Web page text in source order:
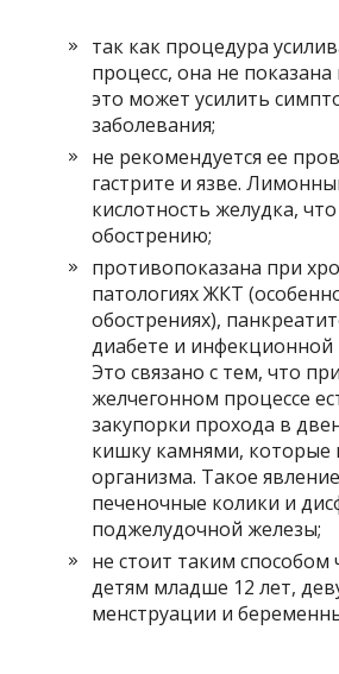
так как процедура
процесс, она не
это может усилить
заболевания;
не рекомендуется ее
гастрите и язве.
кислотность желудка,
обострению;
противопоказана при
патологиях ЖКТ
обострениях),
диабете и инфекционной
Это связано с тем, что
желчегонном процессе
закупорки прохода в
кишку камнями, которые
организма. Такое
печеночные колики и
поджелудочной железы;
не стоит таким способом
детям младше 12 лет,
менструации и